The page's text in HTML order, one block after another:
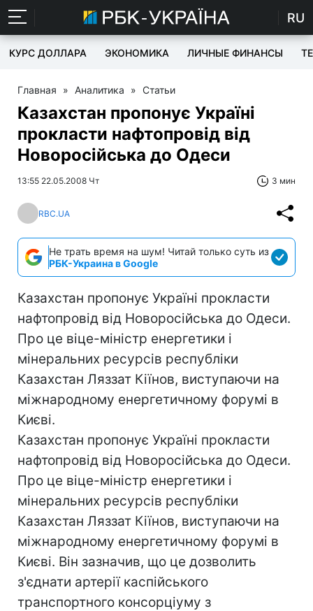
RU
КУРС ДОЛЛАРА ЭКОНОМИКА ЛИЧНЫЕ ФИНАНСЫ
Главная » Аналитика » Статьи
Казахстан пропонує Україні
прокласти нафтопровід від
Новоросійська до Одеси
13:55 22.05.2008 Чт 3 мин
RBC.UA
Не трать время на шум! Читай только суть из
РБК-Украина в Google
Казахстан пропонує Україні прокласти
нафтопровід від Новоросійська до Одеси.
Про це віце-міністр енергетики і
мінеральних ресурсів республіки
Казахстан Ляззат Кіїнов, виступаючи на
міжнародному енергетичному форумі в
Києві.
Казахстан пропонує Україні прокласти
нафтопровід від Новоросійська до Одеси.
Про це віце-міністр енергетики і
мінеральних ресурсів республіки
Казахстан Ляззат Кіїнов, виступаючи на
міжнародному енергетичному форумі в
Києві. Він зазначив, що це дозволить
з'єднати артерії каспійського
транспортного консорціуму з